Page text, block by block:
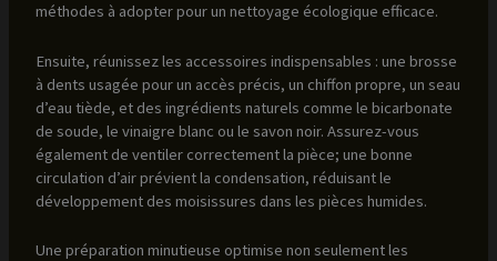
méthodes à adopter pour un nettoyage écologique efficace.
Ensuite, réunissez les accessoires indispensables : une brosse
à dents usagée pour un accès précis, un chiffon propre, un seau
d’eau tiède, et des ingrédients naturels comme le bicarbonate
de soude, le vinaigre blanc ou le savon noir. Assurez-vous
également de ventiler correctement la pièce; une bonne
circulation d’air prévient la condensation, réduisant le
développement des moisissures dans les pièces humides.
Une préparation minutieuse optimise non seulement les